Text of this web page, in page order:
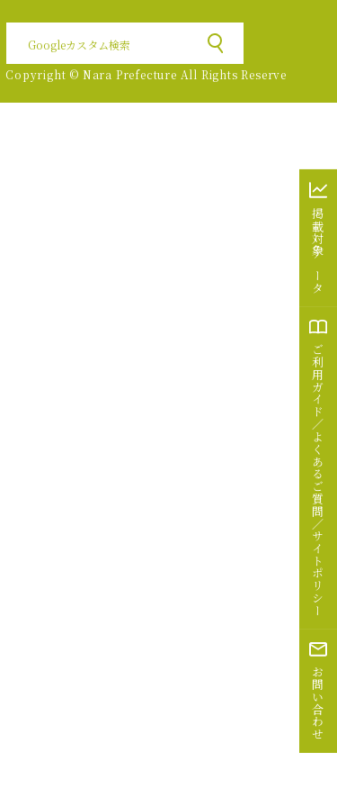
Copyright © Nara Prefecture All Rights Reserve
掲載対象データ
ご利用ガイド／
よくあるご質問／
サイトポリシー
お問い合わせ